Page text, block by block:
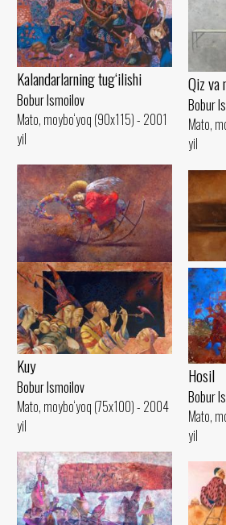
Kalandarlarning tug‘ilishi
Bobur Ismoilov
Mato, moybo‘yoq (90x115) - 2001
yil
Qiz va
Bobur
Mato,
yil
Uyqu
Bobur Ismoilov
Mato, moybo‘yoq (60x80) - 2006
yil
Kutish
Bobur
Mato,
yil
Kuy
Bobur Ismoilov
Mato, moybo‘yoq (75x100) - 2004
yil
Hosil
Bobur
Mato,
yil